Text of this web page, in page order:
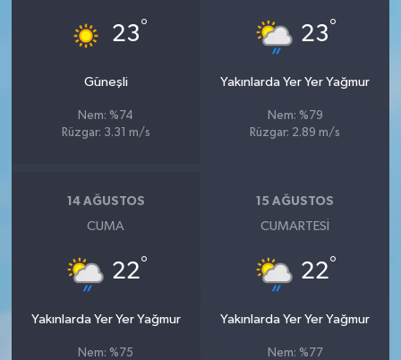
23°
Güneşli
Nem: %74
Rüzgar: 3.31 m/s
23°
Yakınlarda Yer Yer Yağmur
Nem: %79
Rüzgar: 2.89 m/s
14 AĞUSTOS
CUMA
22°
Yakınlarda Yer Yer Yağmur
Nem: %75
15 AĞUSTOS
CUMARTESI
22°
Yakınlarda Yer Yer Yağmur
Nem: %77